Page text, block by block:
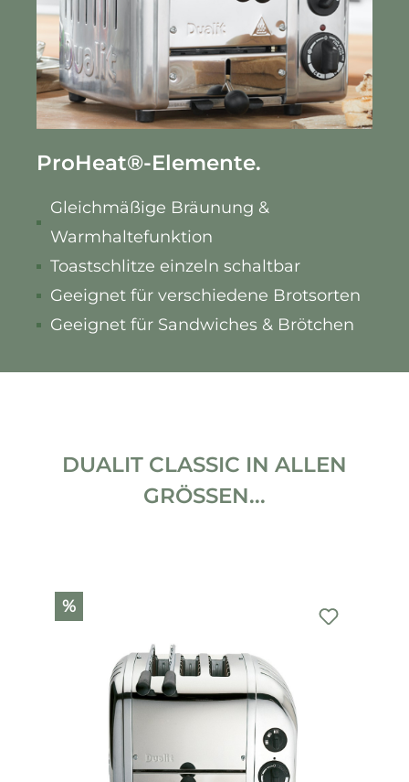
ProHeat®-Elemente.
Gleichmäßige Bräunung &
Warmhaltefunktion
Toastschlitze einzeln schaltbar
Geeignet für verschiedene Brotsorten
Geeignet für Sandwiches & Brötchen
DUALIT CLASSIC IN ALLEN
GRÖSSEN...
Produktgalerie überspringen
%